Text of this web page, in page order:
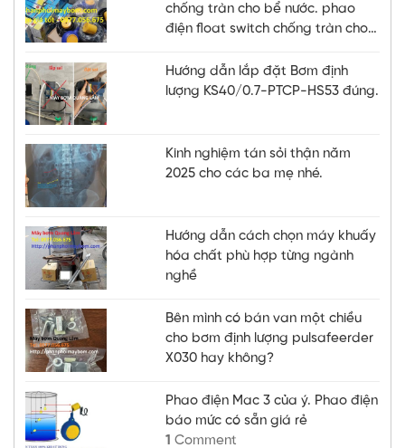
chống tràn cho bể nước. phao
điện float switch chống tràn cho
Hướng dẫn lắp đặt Bơm định
lượng KS40/0.7-PTCP-HS53 đúng.
Kinh nghiệm tán sỏi thận năm
2025 cho các ba mẹ nhé.
Hướng dẫn cách chọn máy khuấy
hóa chất phù hợp từng ngành
nghề
Bên mình có bán van một chiều
cho bơm định lượng pulsafeerder
X030 hay không?
Phao điện Mac 3 của ý. Phao điện
báo mức có sẵn giá rẻ
1 Comment